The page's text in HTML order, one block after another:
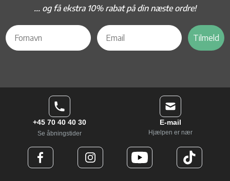
... og få ekstra 10% rabat på din næste ordre!
Tilmeld
+45 70 40 40 30
Se åbningstider
E-mail
Hjælpen er nær